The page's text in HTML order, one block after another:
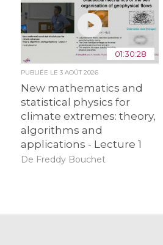
01:30:28
PUBLIÉE LE 3 AOÛT 2026
New mathematics and
statistical physics for
climate extremes: theory,
algorithms and
applications - Lecture 1
De Freddy Bouchet